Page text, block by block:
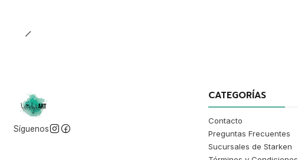
Síguenos
CATEGORÍAS
Contacto
Preguntas Frecuentes
Sucursales de Starken